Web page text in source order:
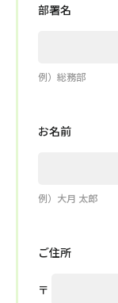
部署名
例）総務部
お名前
例）大月 太郎
ご住所
〒